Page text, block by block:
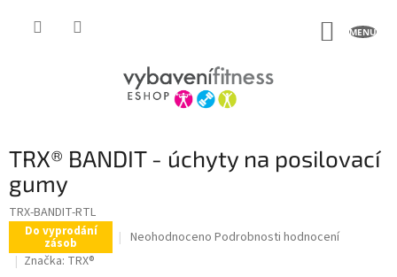
TRX® BANDIT - úchyty na posilovací
gumy
TRX-BANDIT-RTL
Do vyprodání
zásob
Průměrné
Neohodnoceno Podrobnosti hodnocení
Značka: TRX®